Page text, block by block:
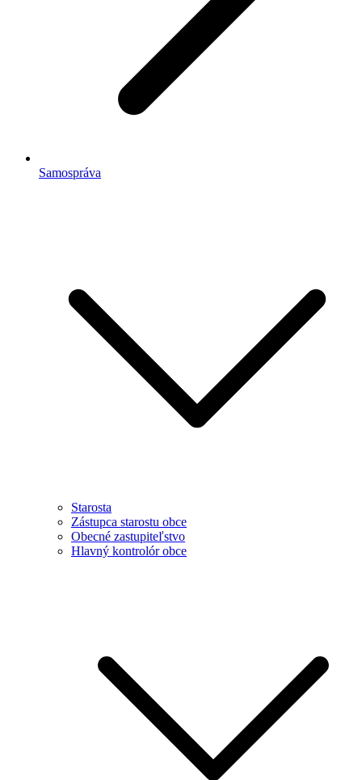
Samospráva
Starosta
Zástupca starostu obce
Obecné zastupiteľstvo
Hlavný kontrolór obce